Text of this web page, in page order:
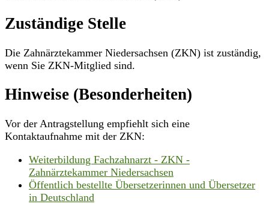
Zuständige Stelle
Die Zahnärztekammer Niedersachsen (ZKN) ist zuständig,
wenn Sie ZKN-Mitglied sind.
Hinweise (Besonderheiten)
Vor der Antragstellung empfiehlt sich eine
Kontaktaufnahme mit der ZKN:
Weiterbildung Fachzahnarzt - ZKN -
Zahnärztekammer Niedersachsen
Öffentlich bestellte Übersetzerinnen und Übersetzer
in Deutschland